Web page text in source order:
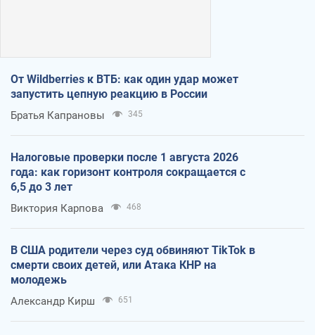
От Wildberries к ВТБ: как один удар может
запустить цепную реакцию в России
Братья Капрановы 345
Налоговые проверки после 1 августа 2026
года: как горизонт контроля сокращается с
6,5 до 3 лет
Виктория Карпова 468
В США родители через суд обвиняют TikTok в
смерти своих детей, или Атака КНР на
молодежь
Александр Кирш 651